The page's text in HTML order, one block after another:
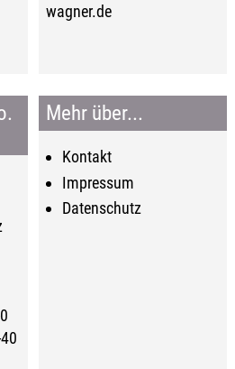
wagner.de
Mehr über...
Kontakt
Impressum
Datenschutz